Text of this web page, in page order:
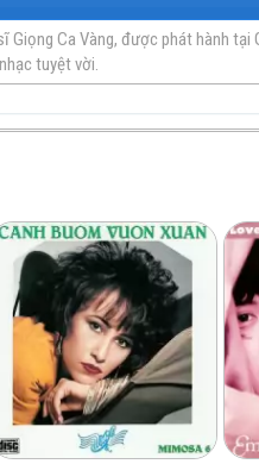
Giọng Ca Vàng, được phát hành
tuyệt vời.